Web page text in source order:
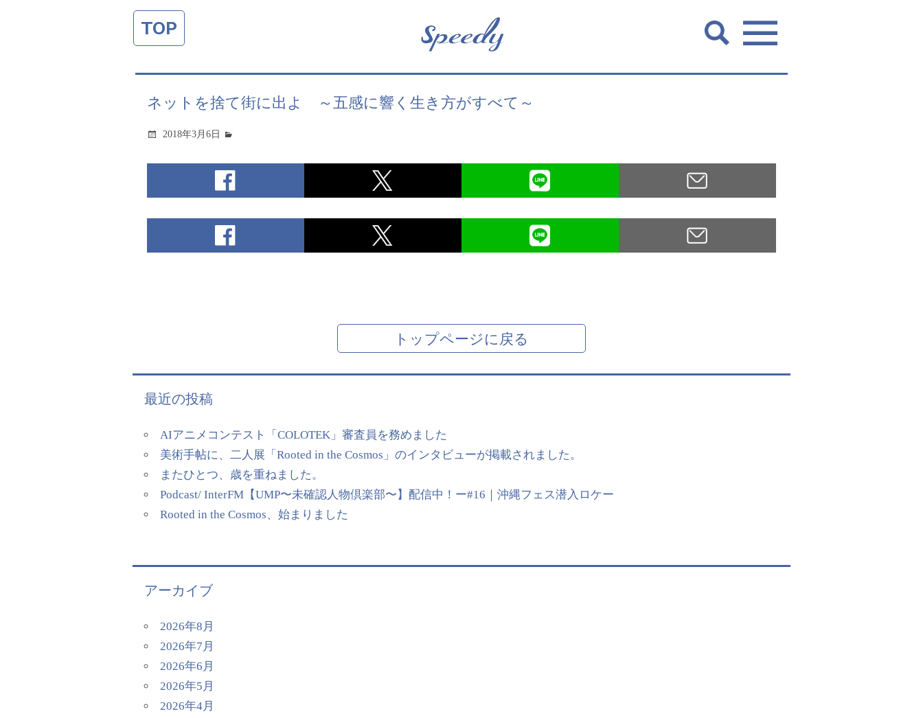
TOP
ネットを捨て街に出よ ～五感に響く生き方がすべて～
2018年3月6日
トップページに戻る
最近の投稿
AIアニメコンテスト「COLOTEK」審査員を務めました
美術手帖に、二人展「Rooted in the Cosmos」のインタビューが掲載されました。
またひとつ、歳を重ねました。
Podcast/ InterFM【UMP〜未確認人物倶楽部〜】配信中！ー#16｜沖縄フェス潜入ロケー
Rooted in the Cosmos、始まりました
アーカイブ
2026年8月
2026年7月
2026年6月
2026年5月
2026年4月